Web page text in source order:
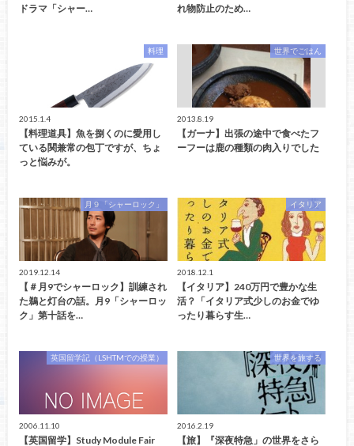
ドラマ「シャー…
れ物防止のため…
料理
2015.1.4
【料理道具】魚を捌くのに愛用し
ている関兼常の包丁ですが、ちょ
っと悩みが。
世界でごはん
2013.8.19
【ガーナ】出張の途中で食べたフ
ーフーは鹿の種類の肉入りでした
月９「シャーロック」
2019.12.14
【＃月9でシャーロック】訓練され
た鵜と灯台の話。月9「シャーロッ
ク」第十話を…
イタリア
2018.12.1
【イタリア】240万円で豊かな生
活？「イタリア式少しのお金でゆ
ったり暮らす生…
英国留学記（LSHTMでの授業）
2006.11.10
【英国留学】Study Module Fair
世界を旅する
2016.2.19
【旅】『深夜特急」の世界をさら